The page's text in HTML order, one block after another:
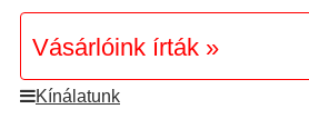
Vásárlóink írták »
Kínálatunk